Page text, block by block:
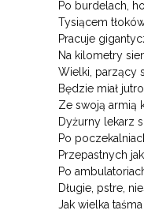
Po burdelach,
Tysiącem
Pracuje
Na kilometry
Wielki, parzący
Będzie miał
Ze swoją armią
Dyżurny lekarz
Po
Przepastnych jak
Po
Długie, pstre,
Jak wielka taśma